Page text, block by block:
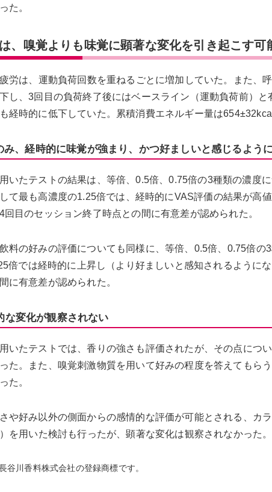
た。
、嗅覚よりも味覚に顕著な変化を引き起こす可
労は、運動負荷回数を重ねるごとに増加していた。また、
し、3回目の負荷終了後にはベースライン（運動負荷前）
経時的に低下していた。累積消費エネルギー量は
み、経時的に味覚が強まり、かつ好ましいと感じるよう
いたテストの結果は、等倍、0.5倍、0.75倍の3種類の濃度
て最も高濃度の1.25倍では、経時的にVAS評価の結果が高
回目のセッション終了時点との間に有意差が認められた。
料の好みの評価についても同様に、等倍、0.5倍、0.75倍の
倍では経時的に上昇し（より好ましいと感知されるように
に有意差が認められた。
な変化が観察されない
いたテストでは、香りの強さも評価されたが、その点につ
た。また、嗅覚刺激物質を用いて好みの程度を答えてもら
た。
や好み以外の側面からの感情的な評価が可能とされる、カ
を用いた検討も行ったが、顕著な変化は観察されなかった。
川香料株式会社の登録商標です。